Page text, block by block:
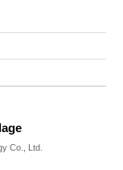
Co., Ltd.